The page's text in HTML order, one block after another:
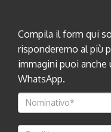
Compila il form qui
risponderemo al più
immagini puoi
WhatsApp.